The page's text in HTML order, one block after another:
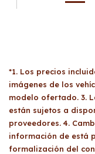
*1. Los precios
imágenes de los
modelo ofertado. 3.
están sujetos a
proveedores. 4.
información de está
formalización del